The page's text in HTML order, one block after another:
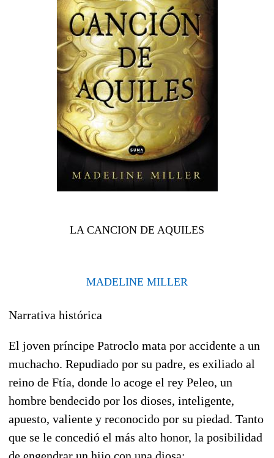
LA CANCION DE AQUILES
MADELINE MILLER
Narrativa histórica
El joven príncipe Patroclo mata por accidente a un
muchacho. Repudiado por su padre, es exiliado al
reino de Ftía, donde lo acoge el rey Peleo, un
hombre bendecido por los dioses, inteligente,
apuesto, valiente y reconocido por su piedad. Tanto
que se le concedió el más alto honor, la posibilidad